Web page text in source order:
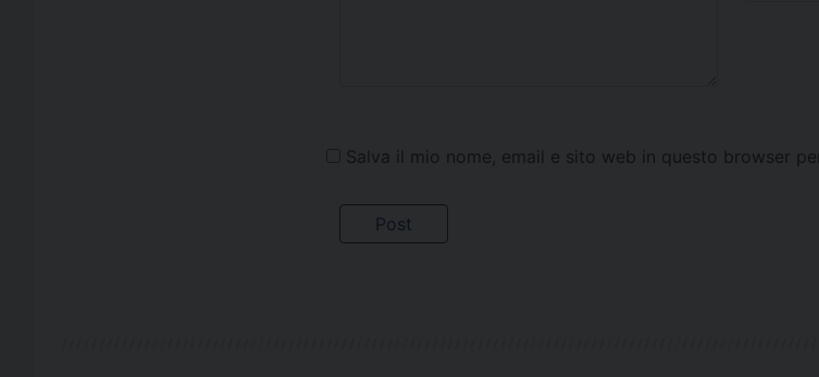
Salva il mio nome, email e sito web in questo browser